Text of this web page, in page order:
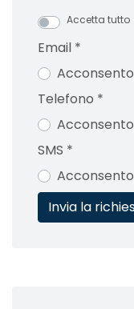
Accetta tutto
Email *
Acconsento
Telefono *
Acconsento
SMS *
Acconsento